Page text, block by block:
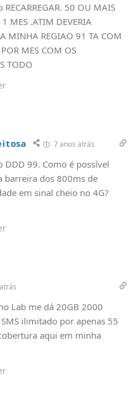
50 OU MAIS
MES .ATIM DEVERIA
MINHA REGIAO 91 TA COM
MES COM OS
TODO
7 anos atrás
DDD 99. Como é possível
barreira dos 800ms de
em sinal cheio no 4G?
Lab me dá 20GB 2000
ilimitado por apenas 55
aqui em minha